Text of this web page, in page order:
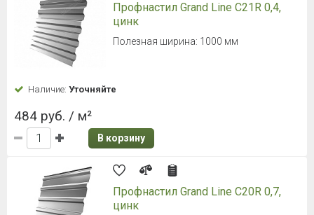
Профнастил Grand Line С21R 0,4,
цинк
Полезная ширина: 1000 мм
Наличие: Уточняйте
484 руб. / м²
В корзину
Профнастил Grand Line С20R 0,7,
цинк